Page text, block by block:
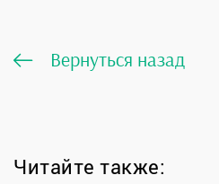
Вернуться назад
Читайте также: